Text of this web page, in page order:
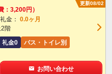
更新08/02
：3,200円）
金： 0.0ヶ月
2階
礼金0 バス・トイレ別
お問い合わせ